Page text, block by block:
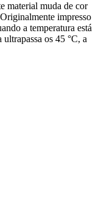
material muda de cor
impresso
a temperatura está
os 45 °C, a